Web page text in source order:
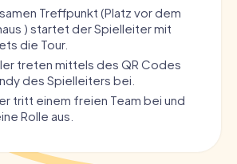
Treffpunkt (Platz vor dem
) startet der Spielleiter mit
die Tour.
treten mittels des QR Codes
des Spielleiters bei.
tritt einem freien Team bei und
Rolle aus.